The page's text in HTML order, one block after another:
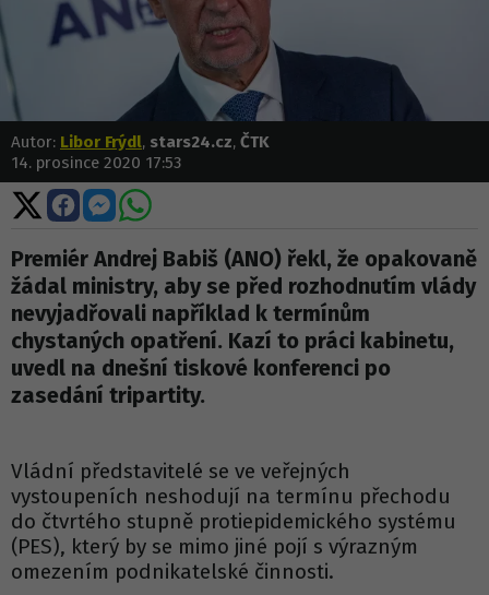
Autor: Libor Frýdl, stars24.cz, ČTK
14. prosince 2020 17:53
Sdílet
na
X
Sdílet
na
Facebooku
Sdílet
na
Messengeru
Sdílet
WhatsApp
Premiér Andrej Babiš (ANO) řekl, že opakovaně
žádal ministry, aby se před rozhodnutím vlády
nevyjadřovali například k termínům
chystaných opatření. Kazí to práci kabinetu,
uvedl na dnešní tiskové konferenci po
zasedání tripartity.
Vládní představitelé se ve veřejných
vystoupeních neshodují na termínu přechodu
do čtvrtého stupně protiepidemického systému
(PES), který by se mimo jiné pojí s výrazným
omezením podnikatelské činnosti.